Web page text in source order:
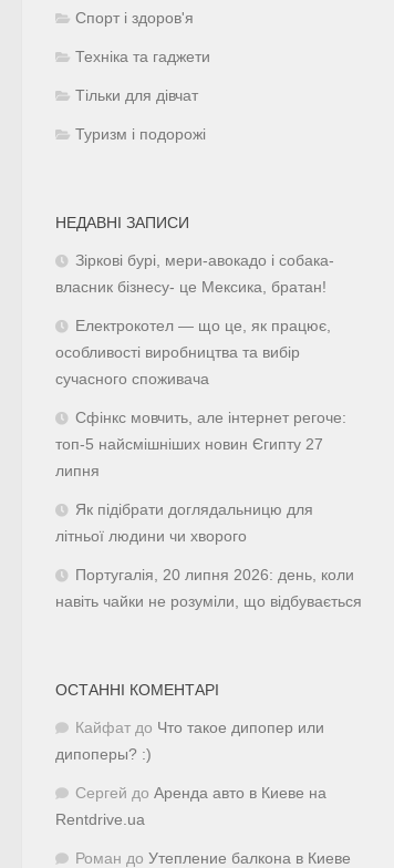
Спорт і здоров'я
Техніка та гаджети
Тільки для дівчат
Туризм і подорожі
НЕДАВНІ ЗАПИСИ
Зіркові бурі, мери-авокадо і собака-
власник бізнесу- це Мексика, братан!
Електрокотел — що це, як працює,
особливості виробництва та вибір
сучасного споживача
Сфінкс мовчить, але інтернет регоче:
топ-5 найсмішніших новин Єгипту 27
липня
Як підібрати доглядальницю для
літньої людини чи хворого
Португалія, 20 липня 2026: день, коли
навіть чайки не розуміли, що відбувається
ОСТАННІ КОМЕНТАРІ
Кайфат до Что такое дипопер или
дипоперы? :)
Сергей до Аренда авто в Киеве на
Rentdrive.ua
Роман до Утепление балкона в Киеве